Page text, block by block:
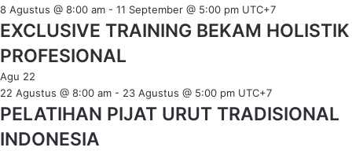
8 Agustus @ 8:00 am - 11 September @ 5:00 pm UTC+7
EXCLUSIVE TRAINING BEKAM HOLISTIK
PROFESIONAL
Agu 22
22 Agustus @ 8:00 am - 23 Agustus @ 5:00 pm UTC+7
PELATIHAN PIJAT URUT TRADISIONAL
INDONESIA